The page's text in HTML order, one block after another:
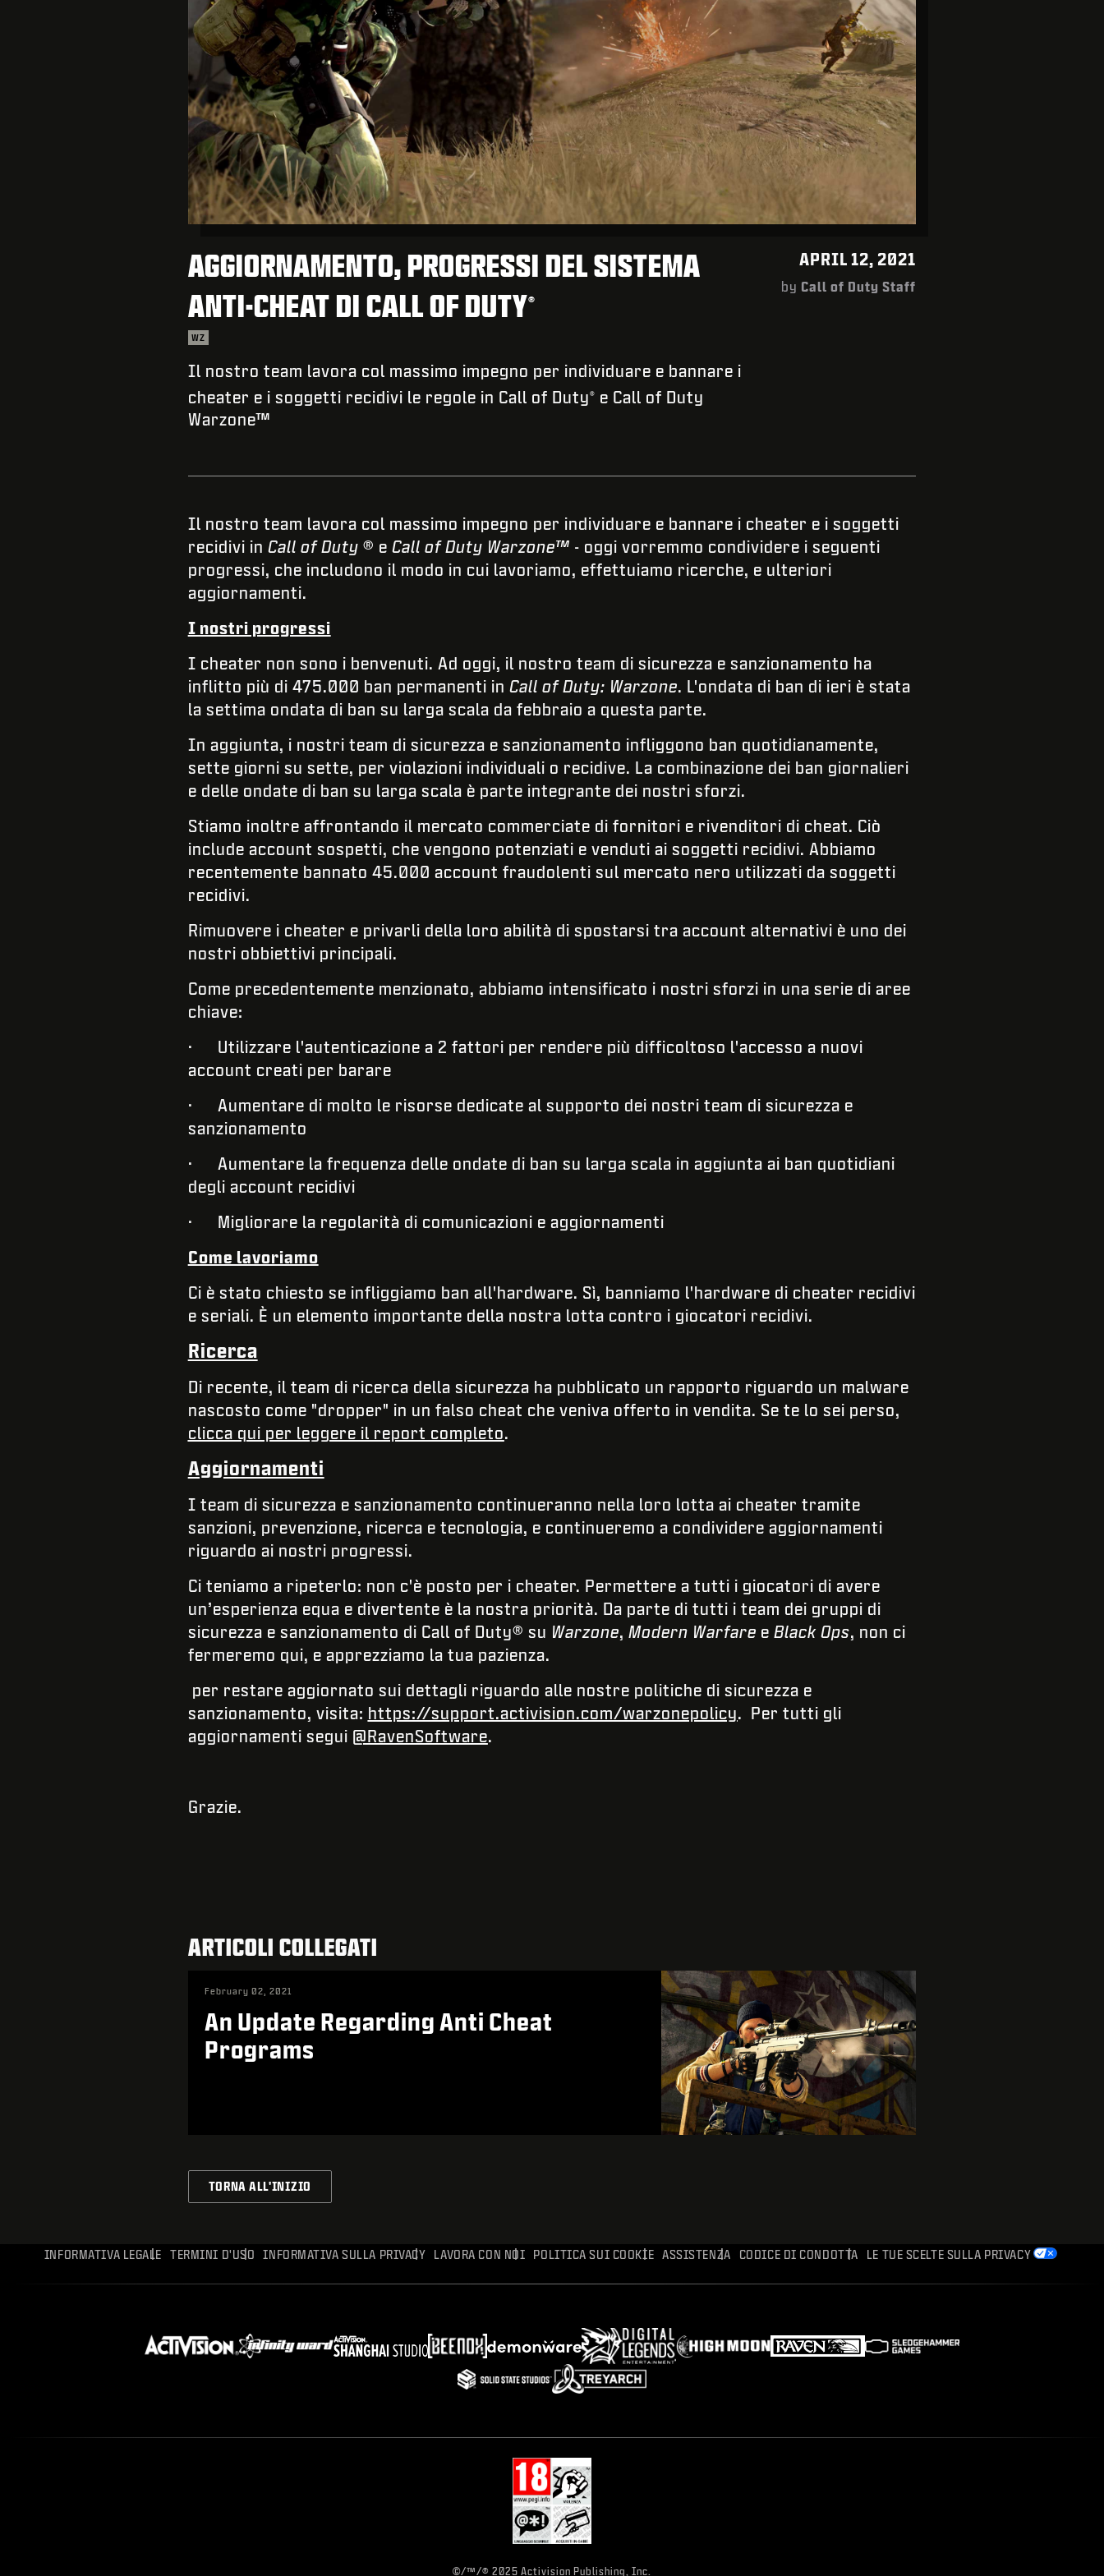
AGGIORNAMENTO, PROGRESSI DEL SISTEMA
ANTI-CHEAT DI CALL OF DUTY®
WZ
Il nostro team lavora col massimo impegno per individuare e bannare i
cheater e i soggetti recidivi le regole in Call of Duty ®
e Call of Duty
Warzone™
APRIL 12, 2021
by Call of Duty Staff
Il nostro team lavora col massimo impegno per individuare e bannare i cheater e i soggetti
recidivi in Call of Duty ® e Call of Duty Warzone™ - oggi vorremmo condividere i seguenti
progressi, che includono il modo in cui lavoriamo, effettuiamo ricerche, e ulteriori
aggiornamenti.
I nostri progressi
I cheater non sono i benvenuti. Ad oggi, il nostro team di sicurezza e sanzionamento ha
inflitto più di 475.000 ban permanenti in Call of Duty: Warzone. L'ondata di ban di ieri è stata
la settima ondata di ban su larga scala da febbraio a questa parte.
In aggiunta, i nostri team di sicurezza e sanzionamento infliggono ban quotidianamente,
sette giorni su sette, per violazioni individuali o recidive. La combinazione dei ban giornalieri
e delle ondate di ban su larga scala è parte integrante dei nostri sforzi.
Stiamo inoltre affrontando il mercato commerciate di fornitori e rivenditori di cheat. Ciò
include account sospetti, che vengono potenziati e venduti ai soggetti recidivi. Abbiamo
recentemente bannato 45.000 account fraudolenti sul mercato nero utilizzati da soggetti
recidivi.
Rimuovere i cheater e privarli della loro abilità di spostarsi tra account alternativi è uno dei
nostri obbiettivi principali.
Come precedentemente menzionato, abbiamo intensificato i nostri sforzi in una serie di aree
chiave:
· Utilizzare l'autenticazione a 2 fattori per rendere più difficoltoso l'accesso a nuovi
account creati per barare
· Aumentare di molto le risorse dedicate al supporto dei nostri team di sicurezza e
sanzionamento
· Aumentare la frequenza delle ondate di ban su larga scala in aggiunta ai ban quotidiani
degli account recidivi
· Migliorare la regolarità di comunicazioni e aggiornamenti
Come lavoriamo
Ci è stato chiesto se infliggiamo ban all'hardware. Sì, banniamo l'hardware di cheater recidivi
e seriali. È un elemento importante della nostra lotta contro i giocatori recidivi.
Ricerca
Di recente, il team di ricerca della sicurezza ha pubblicato un rapporto riguardo un malware
nascosto come "dropper" in un falso cheat che veniva offerto in vendita. Se te lo sei perso,
clicca qui per leggere il report completo.
Aggiornamenti
I team di sicurezza e sanzionamento continueranno nella loro lotta ai cheater tramite
sanzioni, prevenzione, ricerca e tecnologia, e continueremo a condividere aggiornamenti
riguardo ai nostri progressi.
Ci teniamo a ripeterlo: non c'è posto per i cheater. Permettere a tutti i giocatori di avere
un’esperienza equa e divertente è la nostra priorità. Da parte di tutti i team dei gruppi di
sicurezza e sanzionamento di Call of Duty® su Warzone, Modern Warfare e Black Ops, non ci
fermeremo qui, e apprezziamo la tua pazienza.
per restare aggiornato sui dettagli riguardo alle nostre politiche di sicurezza e
sanzionamento, visita: https://support.activision.com/warzonepolicy. Per tutti gli
aggiornamenti segui @RavenSoftware.
Grazie.
ARTICOLI COLLEGATI
February 02, 2021
An Update Regarding Anti Cheat
Programs
TORNA ALL'INIZIO
INFORMATIVA LEGALE TERMINI D'USO INFORMATIVA SULLA PRIVACY LAVORA CON NOI POLITICA SUI COOKIE ASSISTENZA CODICE DI CONDOTTA LE TUE SCELTE SULLA PRIVACY
©/™/® 2025 Activision Publishing, Inc.